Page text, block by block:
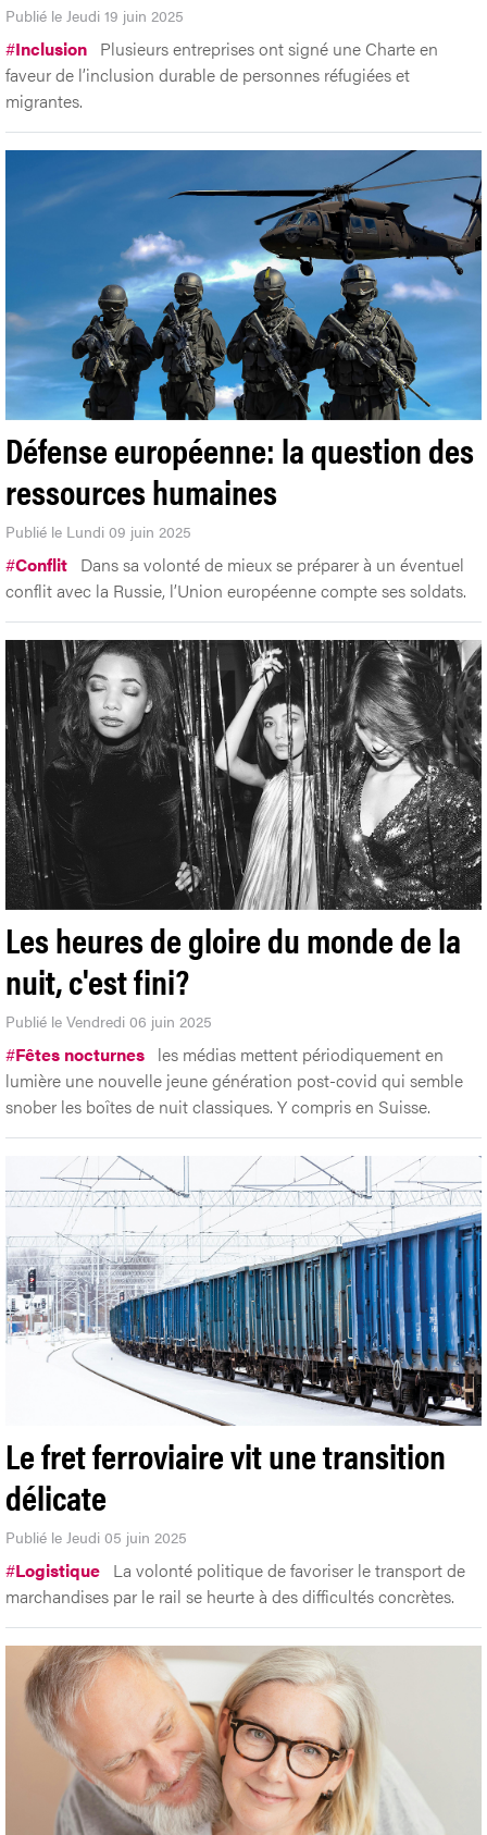
Publié le Jeudi 19 juin 2025
#Inclusion Plusieurs entreprises ont signé une Charte en
faveur de l’inclusion durable de personnes réfugiées et
migrantes.
Défense européenne: la question des
ressources humaines
Publié le Lundi 09 juin 2025
#Conflit Dans sa volonté de mieux se préparer à un éventuel
conflit avec la Russie, l’Union européenne compte ses soldats.
Les heures de gloire du monde de la
nuit, c'est fini?
Publié le Vendredi 06 juin 2025
#Fêtes nocturnes les médias mettent périodiquement en
lumière une nouvelle jeune génération post-covid qui semble
snober les boîtes de nuit classiques. Y compris en Suisse.
Le fret ferroviaire vit une transition
délicate
Publié le Jeudi 05 juin 2025
#Logistique La volonté politique de favoriser le transport de
marchandises par le rail se heurte à des difficultés concrètes.